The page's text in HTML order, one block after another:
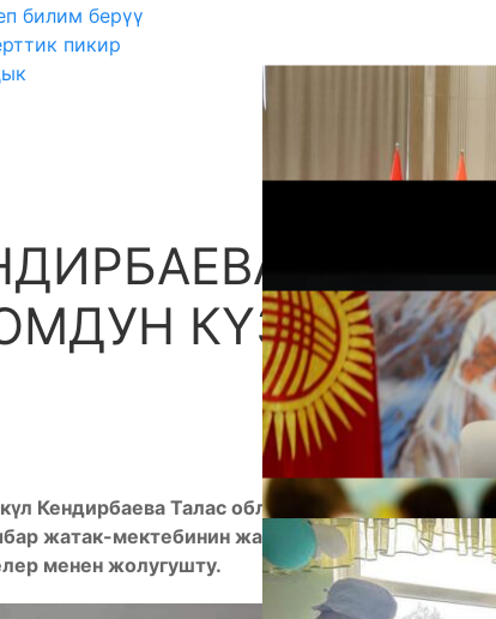
билим берүү
пикир
КҮЗГҮСҮ
Кендирбаева Талас облусуна болгон иш
жатак-мектебинин жана “Манас” мектеп-
менен жолугушту.